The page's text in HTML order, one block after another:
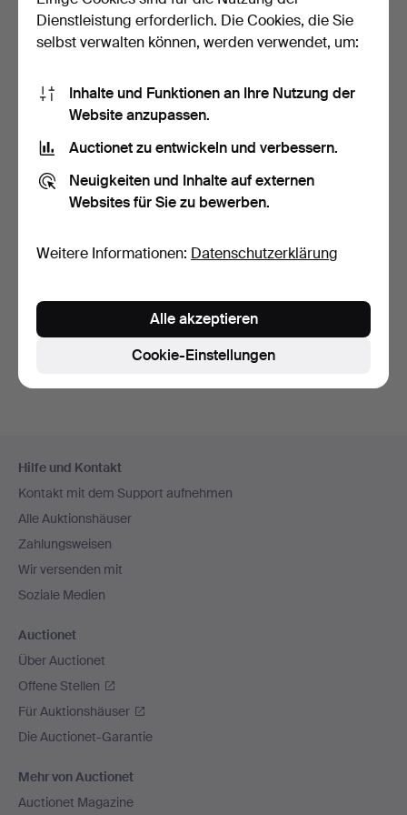
Jahrhundert.
Stk., Tschechoslowakei.
3 Tage
Sie können auch in
Beendete Auktionen aus unserem
Navigation
Hilfe und Kontakt
Kontakt mit dem Support aufnehmen
Alle Auktionshäuser
Zahlungsweisen
Wir versenden mit
Soziale Medien
Auctionet
Über Auctionet
Offene Stellen
Für Auktionshäuser
Die Auctionet-Garantie
Mehr von Auctionet
Auctionet Magazine
Dienstleistung erforderlich. Die Cookies, die Sie
selbst verwalten können, werden verwendet, um:
Inhalte und Funktionen an Ihre Nutzung der
Website anzupassen.
Auctionet zu entwickeln und verbessern.
Neuigkeiten und Inhalte auf externen
Websites für Sie zu bewerben.
Weitere Informationen: Datenschutzerklärung
Cookie-Einstellungen
Alle akzeptieren